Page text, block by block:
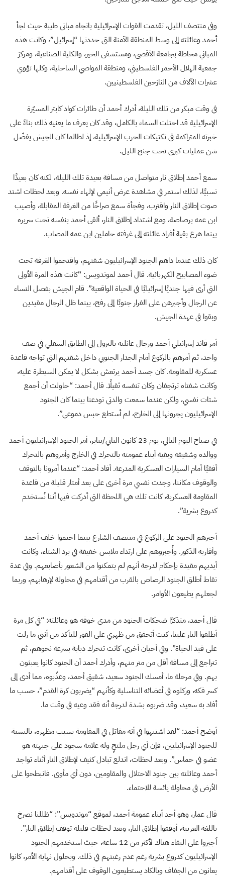
وفي منتصف الليل، تقدمت القوات الإسرائيلية باتجاه مباني طيبة حيث لجأ
أحمد وعائلته إلى وسط المنطقة الآمنة التي حددتها “إسرائيل”، وكانت هذه
المباني محاطة بجامعة الأقصى، ومستشفى الخير، والكلية الصناعية، ومركز
جمعية الهلال الأحمر الفلسطيني، ومنطقة المواصي الساحلية، وكلها تؤوي
عشرات الآلاف من النازحين الفلسطينيين.
في وقت مبكر من تلك الليلة، أدرك أحمد أن طائرات كواد كابتر المسيّرة
الإسرائيلية قد احتلت السماء بالكامل، وقد كان يعرف ما يعنيه ذلك بناءً على
خبرته المتراكمة في تكتيكات الحرب الإسرائيلية، إذ لطالما كان الجيش يفضّل
شن عمليات كبرى تحت جنح الليل.
سمع أحمد إطلاق نار متواصل من مسافة بعيدة تلك الليلة، لكنه كان بعيدًا
نسبيًا، لذلك استمر في مشاهدة عرض أنيمي لإلهاء نفسه. وبعد لحظات اشتد
صوت إطلاق النار واقترب، وفجأة سمع صراخًا من الغرفة المقابلة، وأصيب
ابن عمه برصاصة، ومع اشتداد إطلاق النار، ألقى أحمد بنفسه تحت سريره
بينما هرع بقية أفراد عائلته إلى غرفته حاملين ابن عمه المصاب.
كان ذلك عندما داهم الجنود الإسرائيليون شقتهم، واقتحموا الغرفة تحت
ضوء المصابيح الكهربائية. قال أحمد لموندويس: “كانت هذه المرة الأولى
التي أرى فيها جنديًا إسرائيليًا في الحياة الواقعية”. قام الجيش بفصل النساء
عن الرجال وأجبرهن على الفرار جنوبًا إلى رفح، بينما ظل الرجال مقيدين
وبقوا في عهدة الجيش.
أمر قائد إسرائيلي أحمد ورجال عائلته بالنزول إلى الطابق السفلي في صف
واحد، ثم أمرهم بالركوع أمام الجدار الجنوبي داخل شقتهم التي تواجه قاعدة
عسكرية للمقاومة. كان جسد أحمد يرتعش بشكل لا يمكن السيطرة عليه،
وكانت شفتاه ترتجفان وكان تنفسه ثقيلًا. قال أحمد: “حاولت أن أجمع
شتات نفسي، ولكن عندما سمعت والدتي تودعنا بينما كان الجنود
الإسرائيليون يجرونها إلى الخارج، لم أستطع حبس دموعي”.
في صباح اليوم التالي، يوم 23 كانون الثاني/يناير، أمر الجنود الإسرائيليون أحمد
ووالده وشقيقه وبقية أبناء عمومته بالتحرك في الخارج وأمروهم بالتحرك
أفقيًا أمام السيارات العسكرية المدرعة. أفاد أحمد: “عندما أمرونا بالتوقف
والوقوف مكاننا، وجدت نفسي مرة أخرى على بعد أمتار قليلة من قاعدة
المقاومة العسكرية، كانت تلك هي اللحظة التي أدركت فيها أننا نُستخدم
كدروع بشرية”.
أجبرهم الجنود على الركوع في منتصف الشارع بينما احتموا خلف أحمد
وأقاربه الذكور. وأُجبروهم على ارتداء ملابس خفيفة في برد الشتاء، وكانت
أيديهم مقيدة بإحكام لدرجة أنهم لم يتمكنوا من الشعور بأصابعهم. وفي عدة
نقاط أطلق الجنود الرصاص بالقرب من أقدامهم في محاولة لإرهابهم، وربما
لجعلهم يطيعون الأوامر.
قال أحمد، متذكرًا ضحكات الجنود من مدى خوفه هو وعائلته: “في كل مرة
أطلقوا النار علينا، كنت أتحقق من ظهري على الفور للتأكد من أنني ما زلت
على قيد الحياة”. وفي أحيان أخرى، كانت تتحرك دبابة بسرعة نحوهم، ثم
تتراجع إلى مسافة أقل من متر منهم، وأدرك أحمد أن الجنود كانوا يعبثون
بهم. وفي مرحلة ما، أمسك الجنود سعيد، شقيق أحمد، وعذّبوه، مما أدى إلى
كسر فكه، وركلوه في أعضائه التناسلية وكأنهم “يضربون كرة القدم”، حسب ما
أفاد به سعيد، وقد ضربوه بشدة لدرجة أنه فقد وعيه في وقت ما.
أوضح أحمد: “لقد اشتبهوا في أنه مقاتل في المقاومة بسبب مظهره، بالنسبة
للجنود الإسرائيليين، فإن أي رجل ملتحٍ وله علامة سجود على جبهته هو
عضو في حماس”. وبعد لحظات، اندلع تبادل كثيف لإطلاق النار أثناء تواجد
أحمد وعائلته بين جنود الاحتلال والمقاومين، دون أي مأوى. فانبطحوا على
الأرض في محاولة يائسة للاحتماء.
قال عمار، وهو أحد أبناء عمومة أحمد، لموقع “موندويس”: “ظللنا نصرخ
باللغة العربية، أوقفوا إطلاق النار، وبعد لحظات قليلة توقف إطلاق النار”.
اُجبروا على البقاء هناك لأكثر من 12 ساعة، حيث استخدمهم الجنود
الإسرائيليون كدروع بشرية رغم عدم رغبتهم في ذلك. وبحلول نهاية الأمر، كانوا
يعانون من الجفاف وبالكاد يستطيعون الوقوف على أقدامهم.